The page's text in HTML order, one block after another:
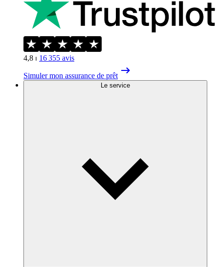
4,8 ⏐ 16 355 avis
Simuler mon assurance de prêt
Le service